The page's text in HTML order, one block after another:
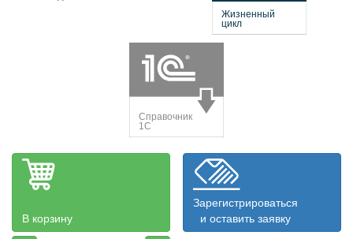
В корзину
Зарегистрироваться
и оставить заявку